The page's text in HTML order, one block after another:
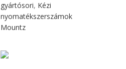
gyártósori, Kézi
nyomatékszerszámok
Mountz